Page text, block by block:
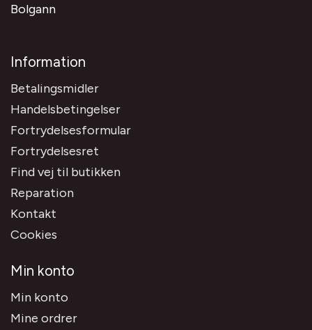
Bolgann
Information
Betalingsmidler
Handelsbetingelser
Fortrydelsesformular
Fortrydelsesret
Find vej til butikken
Reparation
Kontakt
Cookies
Min konto
Min konto
Mine ordrer